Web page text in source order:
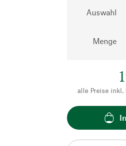
Auswahl
Menge
alle Preise